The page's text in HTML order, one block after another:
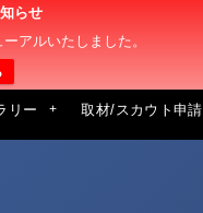
らせ
アルいたしました。
リー 取材/スカウト申請